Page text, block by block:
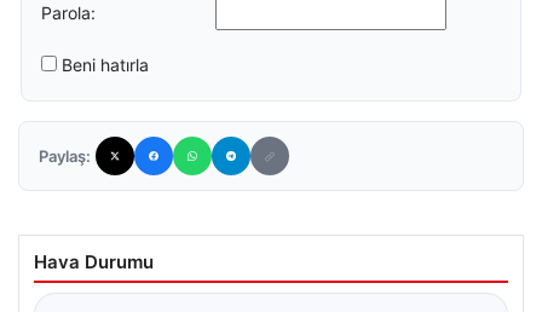
Parola:
Beni hatırla
Paylaş:
Hava Durumu